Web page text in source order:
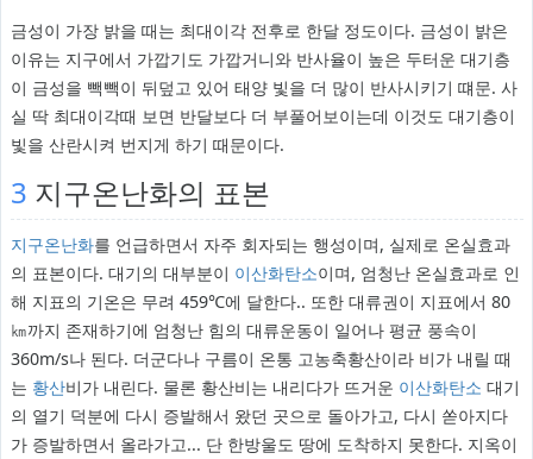
금성이 가장 밝을 때는 최대이각 전후로 한달 정도이다. 금성이 밝은
이유는 지구에서 가깝기도 가깝거니와 반사율이 높은 두터운 대기층
이 금성을 빽빽이 뒤덮고 있어 태양 빛을 더 많이 반사시키기 떄문. 사
실 딱 최대이각때 보면 반달보다 더 부풀어보이는데 이것도 대기층이
빛을 산란시켜 번지게 하기 때문이다.
3 지구온난화의 표본
지구온난화를 언급하면서 자주 회자되는 행성이며, 실제로 온실효과
의 표본이다. 대기의 대부분이 이산화탄소이며, 엄청난 온실효과로 인
해 지표의 기온은 무려 459℃에 달한다.. 또한 대류권이 지표에서 80
㎞까지 존재하기에 엄청난 힘의 대류운동이 일어나 평균 풍속이
360m/s나 된다. 더군다나 구름이 온통 고농축황산이라 비가 내릴 때
는 황산비가 내린다. 물론 황산비는 내리다가 뜨거운 이산화탄소 대기
의 열기 덕분에 다시 증발해서 왔던 곳으로 돌아가고, 다시 쏟아지다
가 증발하면서 올라가고... 단 한방울도 땅에 도착하지 못한다. 지옥이